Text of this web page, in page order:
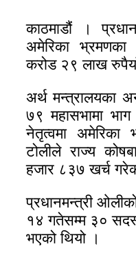
काठमाडौं ।
अमेरिका भ्रमणका
करोड २९ लाख
अर्थ मन्त्रालयका
७९ महासभामा
नेतृत्वमा अमेरिका
टोलीले राज्य
हजार ८३७ खर्च
प्रधानमन्त्री
१४ गतेसम्म ३०
भएको थियो ।